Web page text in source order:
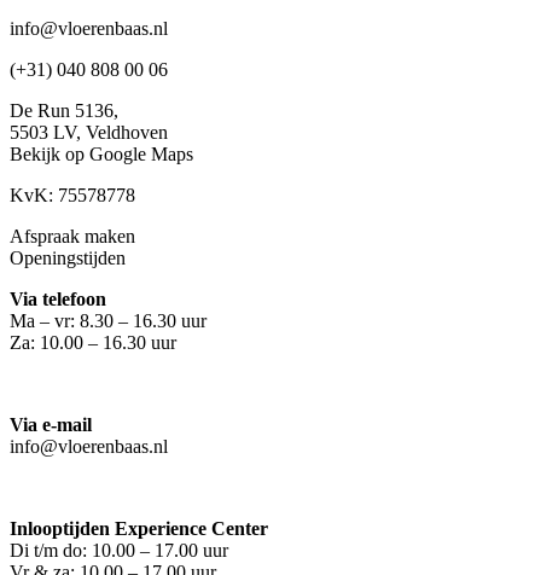
info@vloerenbaas.nl
(+31) 040 808 00 06
De Run 5136,
5503 LV, Veldhoven
Bekijk op Google Maps
KvK: 75578778
Afspraak maken
Openingstijden
Via telefoon
Ma – vr: 8.30 – 16.30 uur
Za: 10.00 – 16.30 uur
Via e-mail
info@vloerenbaas.nl
Inlooptijden Experience Center
Di t/m do: 10.00 – 17.00 uur